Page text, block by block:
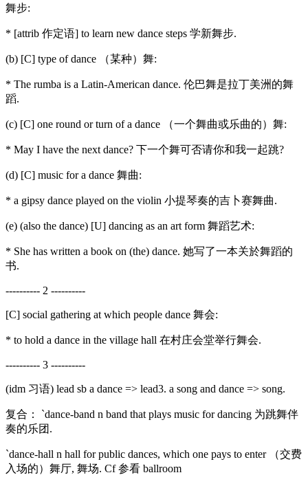
舞步:
* [attrib 作定语] to learn new dance steps 学新舞步.
(b) [C] type of dance （某种）舞:
* The rumba is a Latin-American dance. 伦巴舞是拉丁美洲的舞
蹈.
(c) [C] one round or turn of a dance （一个舞曲或乐曲的）舞:
* May I have the next dance? 下一个舞可否请你和我一起跳?
(d) [C] music for a dance 舞曲:
* a gipsy dance played on the violin 小提琴奏的吉卜赛舞曲.
(e) (also the dance) [U] dancing as an art form 舞蹈艺术:
* She has written a book on (the) dance. 她写了一本关於舞蹈的
书.
---------- 2 ----------
[C] social gathering at which people dance 舞会:
* to hold a dance in the village hall 在村庄会堂举行舞会.
---------- 3 ----------
(idm 习语) lead sb a dance => lead3. a song and dance => song.
复合： `dance-band n band that plays music for dancing 为跳舞伴
奏的乐团.
`dance-hall n hall for public dances, which one pays to enter （交费
入场的）舞厅, 舞场. Cf 参看 ballroom